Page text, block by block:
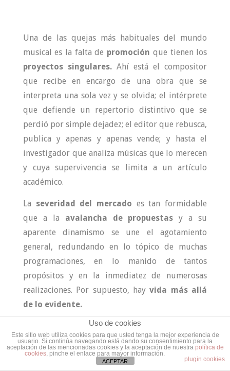
Una de las quejas más habituales del mundo
musical es la falta de promoción que tienen los
proyectos singulares.Ahí está el compositor
que recibe en encargo de una obra que se
interpreta una sola vez y se olvida; el intérprete
que defiende un repertorio distintivo que se
perdió por simple dejadez; el editor que rebusca,
publica y apenas y apenas vende; y hasta el
investigador que analiza músicas que lo merecen
y cuya supervivencia se limita a un artículo
académico.
La severidad del mercado es tan formidable
que a la avalancha de propuestas y a su
aparente dinamismo se une el agotamiento
general, redundando en lo tópico de muchas
programaciones, en lo manido de tantos
propósitos y en la inmediatez de numerosas
realizaciones. Por supuesto, hayvida más allá
de lo evidente.
«Dixerunt»,uno de los varios y
ya muy importantes esfuerzos que se han hecho
en las últimas décadas por valorar en su exacta
Uso de cookies
Este sitio web utiliza cookies para que usted tenga la mejor experiencia de
usuario. Si continúa navegando está dando su consentimiento para la
aceptación de las mencionadas cookies y la aceptación de nuestra política de
cookies, pinche el enlace para mayor información.
plugin cookies
ACEPTAR